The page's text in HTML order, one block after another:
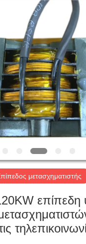
μετασχηματιστής
επίπεδη